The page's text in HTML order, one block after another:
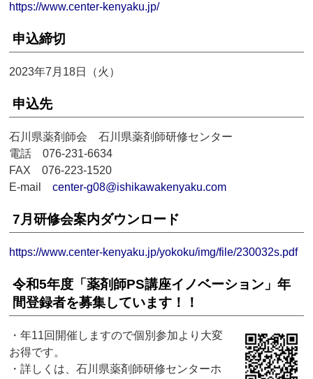
https://www.center-kenyaku.jp/
申込締切
2023年7月18日（火）
申込先
石川県薬剤師会 石川県薬剤師研修センター
電話 076-231-6634
FAX 076-223-1520
E-mailcenter-g08@ishikawakenyaku.com
7月研修会案内ダウンロード
https://www.center-kenyaku.jp/yokoku/img/file/230032s.pdf
令和5年度「薬剤師PS講座イノベーション」年
間登録者を募集しています！！
・年11回開催しますので個別参加より大変
お得です。
・詳しくは、石川県薬剤師研修センターホ